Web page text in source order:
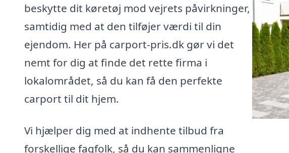
beskytte dit køretøj mod vejrets påvirkninger,
samtidig med at den tilføjer værdi til din
ejendom. Her på carport-pris.dk gør vi det
nemt for dig at finde det rette firma i
lokalområdet, så du kan få den perfekte
carport til dit hjem.
Vi hjælper dig med at indhente tilbud fra
forskellige fagfolk, så du kan sammenligne